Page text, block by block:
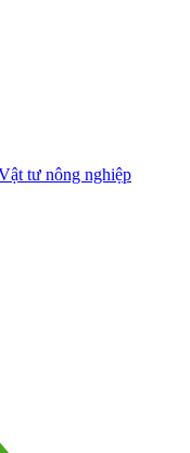
tư nông nghiệp